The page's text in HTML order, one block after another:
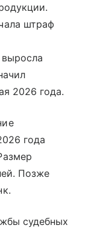
штраф
2026 года.
года
Позже
судебных